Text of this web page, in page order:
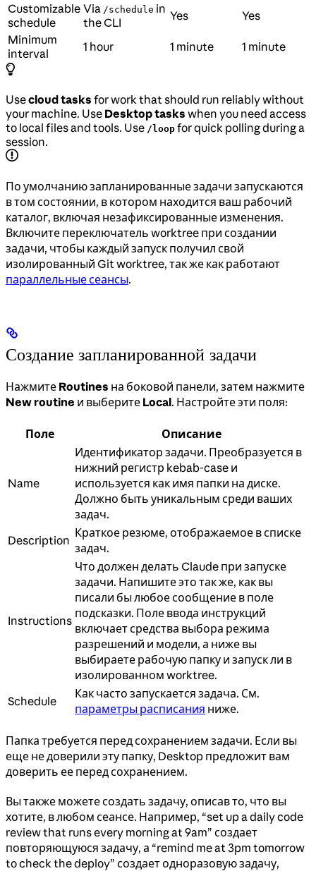
Customizable
schedule
Via /schedule in
the CLI
Yes
Yes
Minimum
interval
1 hour 1 minute 1 minute
Usecloud tasks for work that should run reliably without
your machine. Use Desktop tasks when you need access
to local files and tools. Use /loop for quick polling during a
session.
По умолчанию запланированные задачи запускаются
в том состоянии, в котором находится ваш рабочий
каталог, включая незафиксированные изменения.
Включите переключатель worktree при создании
задачи, чтобы каждый запуск получил свой
изолированный Git worktree, так же как работают
параллельные сеансы.
Создание запланированной задачи
Нажмите Routines на боковой панели, затем нажмите
New routine и выберите Local. Настройте эти поля:
Поле Описание
Name
Идентификатор задачи. Преобразуется в
нижний регистр kebab-case и
используется как имя папки на диске.
Должно быть уникальным среди ваших
задач.
Description
Краткое резюме, отображаемое в списке
задач.
Instructions
Что должен делать Claude при запуске
задачи. Напишите это так же, как вы
писали бы любое сообщение в поле
подсказки. Поле ввода инструкций
включает средства выбора режима
разрешений и модели, а ниже вы
выбираете рабочую папку и запуск ли в
изолированном worktree.
Schedule
Как часто запускается задача. См.
параметры расписания ниже.
Папка требуется перед сохранением задачи. Если вы
еще не доверили эту папку, Desktop предложит вам
доверить ее перед сохранением.
Вы также можете создать задачу, описав то, что вы
хотите, в любом сеансе. Например, “set up a daily code
review that runs every morning at 9am” создает
повторяющуюся задачу, а “remind me at 3pm tomorrow
to check the deploy” создает одноразовую задачу,